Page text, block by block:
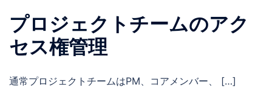
プロジェクトチームのアク
セス権管理
通常プロジェクトチームはPM、コアメンバー、 […]